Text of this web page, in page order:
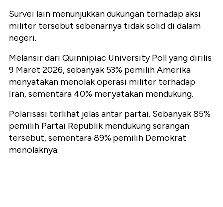
Survei lain menunjukkan dukungan terhadap aksi
militer tersebut sebenarnya tidak solid di dalam
negeri.
Melansir dari Quinnipiac University Poll yang dirilis
9 Maret 2026, sebanyak 53% pemilih Amerika
menyatakan menolak operasi militer terhadap
Iran, sementara 40% menyatakan mendukung.
Polarisasi terlihat jelas antar partai. Sebanyak 85%
pemilih Partai Republik mendukung serangan
tersebut, sementara 89% pemilih Demokrat
menolaknya.